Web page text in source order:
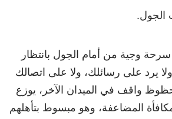
الجول.
وجية من أمام الجول بانتظار
يرد على رسائلك، ولا على اتصالك
واقف في الميدان الآخر، يوزع
المضاعفة، وهو مبسوط بتأهلهم